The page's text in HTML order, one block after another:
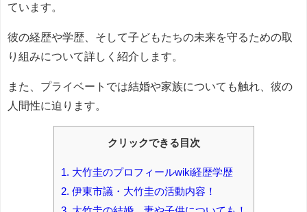
ています。
彼の経歴や学歴、そして子どもたちの未来を守るための取
り組みについて詳しく紹介します。
また、プライベートでは結婚や家族についても触れ、彼の
人間性に迫ります。
クリックできる目次
1. 大竹圭のプロフィールwiki経歴学歴
2. 伊東市議・大竹圭の活動内容！